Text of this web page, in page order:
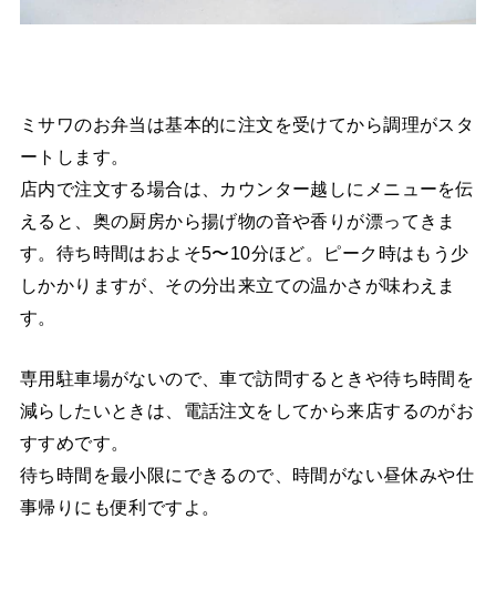
ミサワのお弁当は基本的に注文を受けてから調理がスタ
ートします。
店内で注文する場合は、カウンター越しにメニューを伝
えると、奥の厨房から揚げ物の音や香りが漂ってきま
す。待ち時間はおよそ5〜10分ほど。ピーク時はもう少
しかかりますが、その分出来立ての温かさが味わえま
す。
専用駐車場がないので、車で訪問するときや待ち時間を
減らしたいときは、電話注文をしてから来店するのがお
すすめです。
待ち時間を最小限にできるので、時間がない昼休みや仕
事帰りにも便利ですよ。